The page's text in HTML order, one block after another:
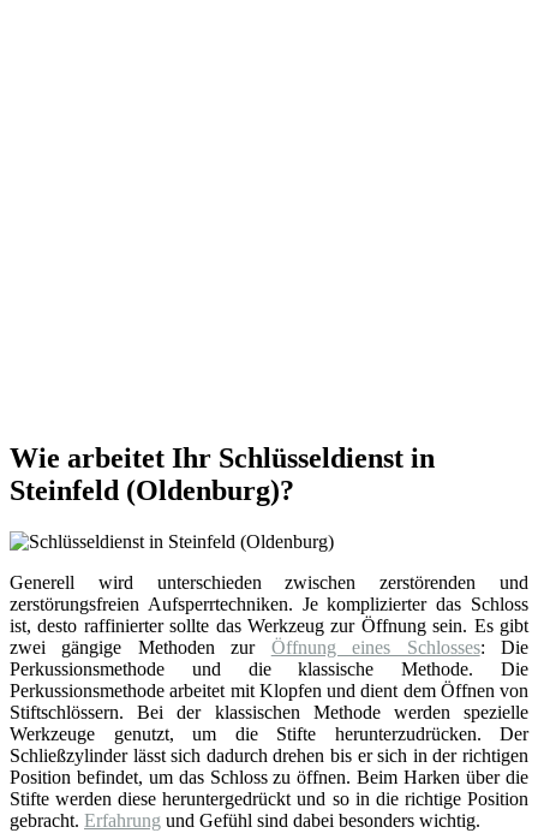
Wie arbeitet Ihr Schlüsseldienst in
Steinfeld (Oldenburg)?
Generell wird unterschieden zwischen zerstörenden und
zerstörungsfreien Aufsperrtechniken. Je komplizierter das Schloss
ist, desto raffinierter sollte das Werkzeug zur Öffnung sein. Es gibt
zwei gängige Methoden zur Öffnung eines Schlosses: Die
Perkussionsmethode und die klassische Methode. Die
Perkussionsmethode arbeitet mit Klopfen und dient dem Öffnen von
Stiftschlössern. Bei der klassischen Methode werden spezielle
Werkzeuge genutzt, um die Stifte herunterzudrücken. Der
Schließzylinder lässt sich dadurch drehen bis er sich in der richtigen
Position befindet, um das Schloss zu öffnen. Beim Harken über die
Stifte werden diese heruntergedrückt und so in die richtige Position
gebracht. Erfahrung und Gefühl sind dabei besonders wichtig.